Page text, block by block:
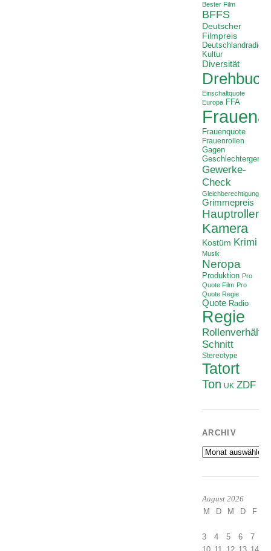
Bester Film
BFFS
Deutscher
Filmpreis
Deutschlandradio
Kultur
Diversität
Drehbuch
Einschaltquote
Europa FFA
Frauenquote
Frauenrollen
Gagen
Gewerke-
Check
Gleichberechtigung
Grimmepreis
Hauptrollen
Kamera
Kostüm Krimi
Musik
Neropa
Produktion Pro
Quote Film Pro
Quote Regie
Quote Radio
Regie
Schnitt
Stereotype
Tatort
Ton UK ZDF
ARCHIV
Archiv
August 2026
M D M D F
3
4 5 6 7